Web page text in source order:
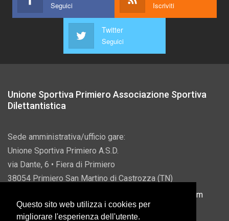
Seguici Iscriviti
Twitter
Seguici
Unione Sportiva Primiero Associazione Sportiva
Dilettantistica
Sede amministrativa/ufficio gare:
Unione Sportiva Primiero A.S.D.
via Dante, 6 • Fiera di Primiero
38054 Primiero San Martino di Castrozza (TN)
info@usprimiero.com
Questo sito web utilizza i cookies per
migliorare l'esperienza dell'utente.